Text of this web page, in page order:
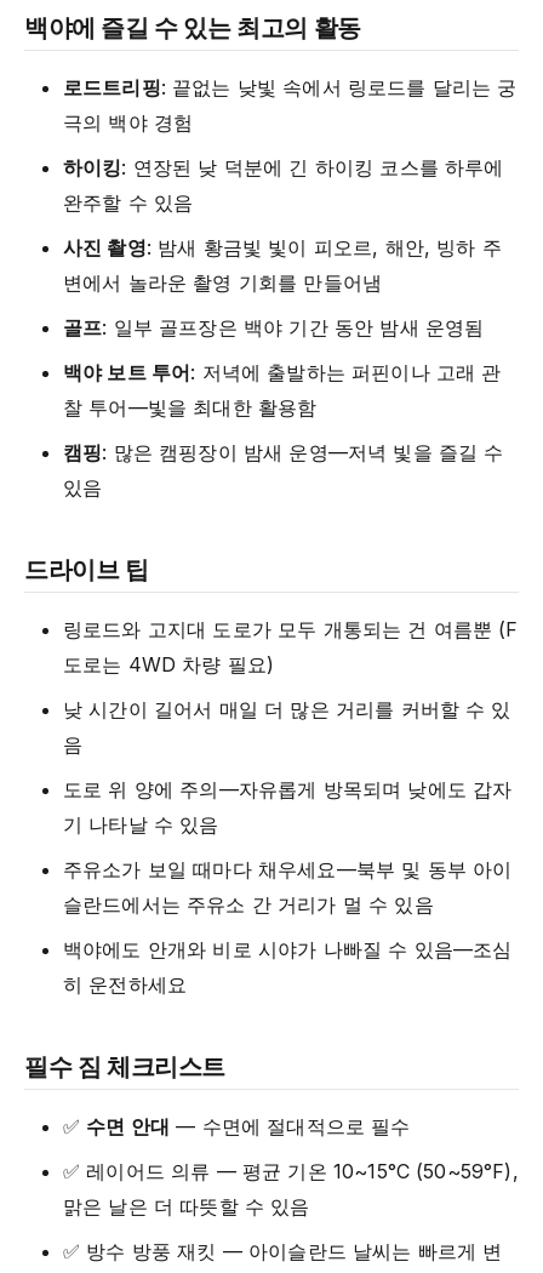
백야에 즐길 수 있는 최고의 활동
로드트리핑: 끝없는 낮빛 속에서 링로드를 달리는 궁
극의 백야 경험
하이킹: 연장된 낮 덕분에 긴 하이킹 코스를 하루에
완주할 수 있음
사진 촬영: 밤새 황금빛 빛이 피오르, 해안, 빙하 주
변에서 놀라운 촬영 기회를 만들어냄
골프: 일부 골프장은 백야 기간 동안 밤새 운영됨
백야 보트 투어: 저녁에 출발하는 퍼핀이나 고래 관
찰 투어—빛을 최대한 활용함
캠핑: 많은 캠핑장이 밤새 운영—저녁 빛을 즐길 수
있음
드라이브 팁
링로드와 고지대 도로가 모두 개통되는 건 여름뿐 (F
도로는 4WD 차량 필요)
낮 시간이 길어서 매일 더 많은 거리를 커버할 수 있
음
도로 위 양에 주의—자유롭게 방목되며 낮에도 갑자
기 나타날 수 있음
주유소가 보일 때마다 채우세요—북부 및 동부 아이
슬란드에서는 주유소 간 거리가 멀 수 있음
백야에도 안개와 비로 시야가 나빠질 수 있음—조심
히 운전하세요
필수 짐 체크리스트
✅ 수면 안대 — 수면에 절대적으로 필수
✅ 레이어드 의류 — 평균 기온 10~15°C (50~59°F),
맑은 날은 더 따뜻할 수 있음
✅ 방수 방풍 재킷 — 아이슬란드 날씨는 빠르게 변